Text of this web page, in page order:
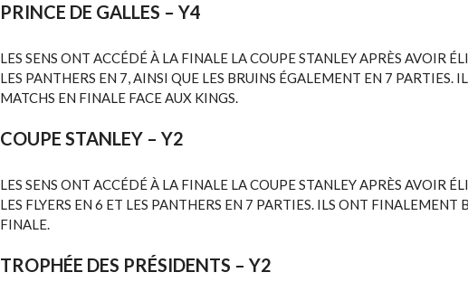
PRINCE DE GALLES – Y4
LES SENS ONT ACCÉDÉ À LA FINALE LA COUPE STANLEY APRÈS AVOIR
LES PANTHERS EN 7, AINSI QUE LES BRUINS ÉGALEMENT EN 7 PARTIES.
MATCHS EN FINALE FACE AUX KINGS.
COUPE STANLEY– Y2
LES SENS ONT ACCÉDÉ À LA FINALE LA COUPE STANLEY APRÈS AVOIR
LES FLYERS EN 6 ET LES PANTHERS EN 7 PARTIES. ILS ONT
FINALE.
TROPHÉE DES PRÉSIDENTS – Y2